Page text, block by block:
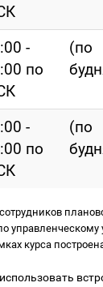
-
по
(по
-
по
(по
сотрудников
управленческому
курса